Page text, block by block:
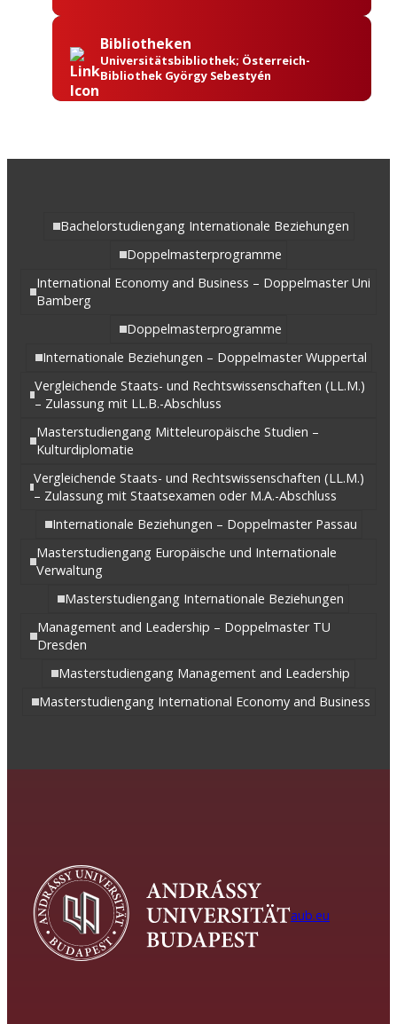
Bibliotheken
Universitätsbibliothek; Österreich-
Bibliothek György Sebestyén
Bachelorstudiengang Internationale Beziehungen
Doppelmasterprogramme
International Economy and Business – Doppelmaster Uni
Bamberg
Doppelmasterprogramme
Internationale Beziehungen – Doppelmaster Wuppertal
Vergleichende Staats- und Rechtswissenschaften (LL.M.)
– Zulassung mit LL.B.-Abschluss
Masterstudiengang Mitteleuropäische Studien –
Kulturdiplomatie
Vergleichende Staats- und Rechtswissenschaften (LL.M.)
– Zulassung mit Staatsexamen oder M.A.-Abschluss
Internationale Beziehungen – Doppelmaster Passau
Masterstudiengang Europäische und Internationale
Verwaltung
Masterstudiengang Internationale Beziehungen
Management and Leadership – Doppelmaster TU
Dresden
Masterstudiengang Management and Leadership
Masterstudiengang International Economy and Business
aub.eu